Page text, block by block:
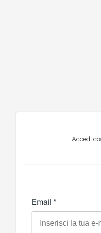
Accedi